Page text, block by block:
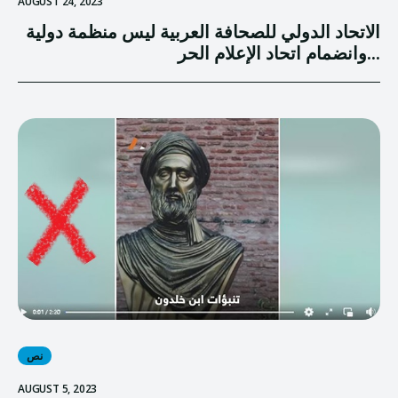
الاتحاد الدولي للصحافة العربية ليس منظمة دولية
وانضمام اتحاد الإعلام الحر...
نص
AUGUST 5, 2023